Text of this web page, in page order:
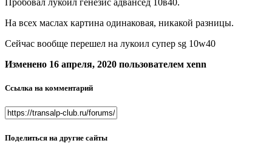
Пробовал лукоил генезис адвансед 10в40.
На всех маслах картина одинаковая, никакой разницы.
Сейчас вообще перешел на лукоил супер sg 10w40
Изменено 16 апреля, 2020 пользователем xenn
Ссылка на комментарий
Поделиться на другие сайты